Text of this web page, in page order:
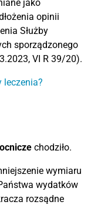
jako
opinii
Służby
sporządzonego
VI R 39/20).
leczenia?
chodziło.
wymiaru
wydatków
rozsądne